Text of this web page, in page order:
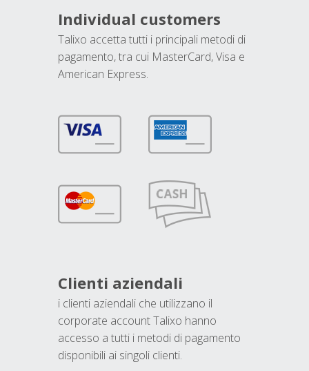
Individual customers
Talixo accetta tutti i principali metodi di
pagamento, tra cui MasterCard, Visa e
American Express.
Clienti aziendali
i clienti aziendali che utilizzano il
corporate account Talixo hanno
accesso a tutti i metodi di pagamento
disponibili ai singoli clienti.